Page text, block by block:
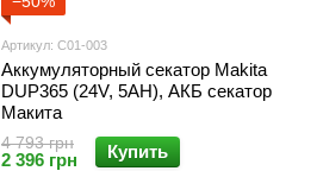
Артикул: С01-003
Аккумуляторный секатор Makita
DUP365 (24V, 5AH), АКБ секатор
Макита
4 793 грн
2 396 грн Купить